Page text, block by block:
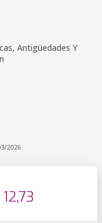
Antigüedades Y
2026